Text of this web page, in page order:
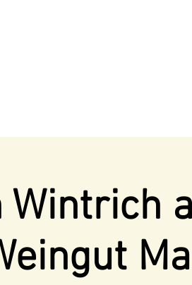
Wintrich